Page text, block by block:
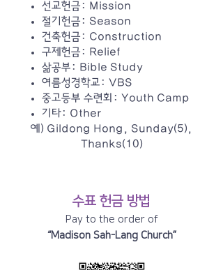
선교헌금: Mission
절기헌금: Season
건축헌금: Construction
구제헌금: Relief
삶공부: Bible Study
여름성경학교: VBS
중고등부 수련회: Youth Camp
기타: Other
예) Gildong Hong, Sunday(5),
Thanks(10)
수표 헌금 방법
Pay to the order of
“Madison Sah-Lang Church”